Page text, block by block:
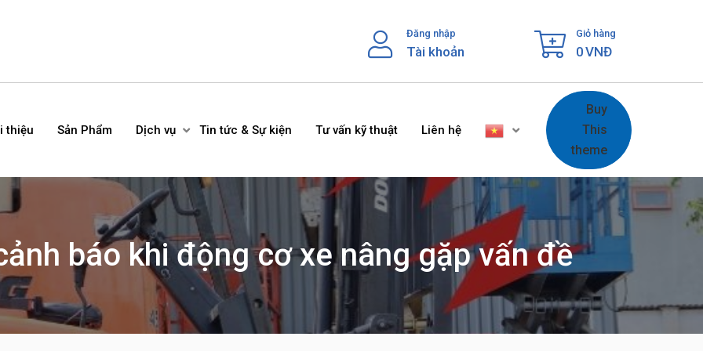
Đăng nhập
Tài khoản
Giỏ hàng
0VNĐ
thiệu Sản Phẩm Dịch vụ Tin tức & Sự kiện Tư vấn kỹ thuật Liên hệ
Buy
This
theme
báo khi động cơ xe nâng gặp vấn đề